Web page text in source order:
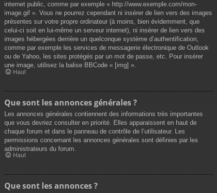
internet public, comme par exemple « http://www.exemple.com/mon-
image.gif ». Vous ne pourrez cependant ni insérer de lien vers des images
présentes sur votre propre ordinateur (à moins, bien évidemment, que
celui-ci soit en lui-même un serveur internet), ni insérer de lien vers des
images hébergées derrière un quelconque système d’authentification,
comme par exemple les services de messagerie électronique de Outlook
ou de Yahoo, les sites protégés par un mot de passe, etc. Pour insérer
une image, utilisez la balise BBCode « [img] ».
Haut
Que sont les annonces générales ?
Les annonces générales contiennent des informations très importantes
que vous devriez consulter en priorité. Elles apparaissent en haut de
chaque forum et dans le panneau de contrôle de l’utilisateur. Les
permissions concernant les annonces générales sont définies par les
administrateurs du forum.
Haut
Que sont les annonces ?